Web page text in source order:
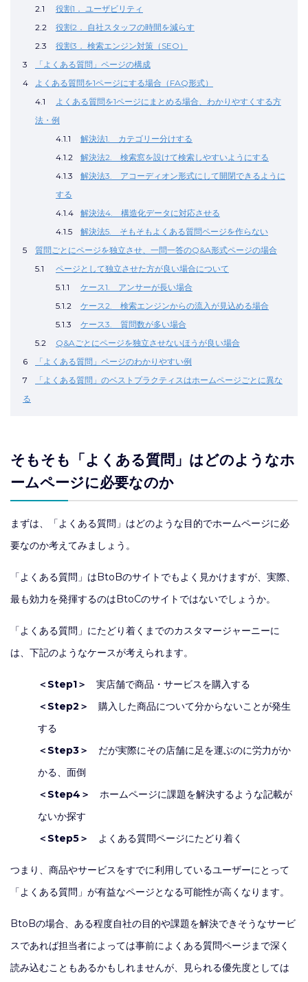
2.1
役割1． ユーザビリティ
2.2
役割2． 自社スタッフの時間を減らす
2.3
役割3． 検索エンジン対策（SEO）
3
「よくある質問」ページの構成
4
よくある質問を1ページにする場合（FAQ形式）
4.1
よくある質問を1ページにまとめる場合、わかりやすくする方
法・例
4.1.1
解決法1. カテゴリー分けする
4.1.2
解決法2. 検索窓を設けて検索しやすいようにする
4.1.3
解決法3. アコーディオン形式にして開閉できるように
する
4.1.4
解決法4. 構造化データに対応させる
4.1.5
解決法5. そもそもよくある質問ページを作らない
5
質問ごとにページを独立させ、一問一答のQ&A形式ページの場合
5.1
ページとして独立させた方が良い場合について
5.1.1
ケース1. アンサーが長い場合
5.1.2
ケース2. 検索エンジンからの流入が見込める場合
5.1.3
ケース3. 質問数が多い場合
5.2
Q&Aごとにページを独立させないほうが良い場合
6
「よくある質問」ページのわかりやすい例
7
「よくある質問」のベストプラクティスはホームページごとに異な
る
そもそも「よくある質問」はどのようなホ
ームページに必要なのか
まずは、「よくある質問」はどのような目的でホームページに必
要なのか考えてみましょう。
「よくある質問」はBtoBのサイトでもよく見かけますが、実際、
最も効力を発揮するのはBtoCのサイトではないでしょうか。
「よくある質問」にたどり着くまでのカスタマージャーニーに
は、下記のようなケースが考えられます。
＜Step1＞
実店舗で商品・サービスを購入する
＜Step2＞
購入した商品について分からないことが発生
する
＜Step3＞
だが実際にその店舗に足を運ぶのに労力がか
かる、面倒
＜Step4＞
ホームページに課題を解決するような記載が
ないか探す
＜Step5＞
よくある質問ページにたどり着く
つまり、商品やサービスをすでに利用しているユーザーにとって
「よくある質問」が有益なページとなる可能性が高くなります。
BtoBの場合、ある程度自社の目的や課題を解決できそうなサービ
スであれば担当者によっては事前によくある質問ページまで深く
読み込むこともあるかもしれませんが、見られる優先度としては